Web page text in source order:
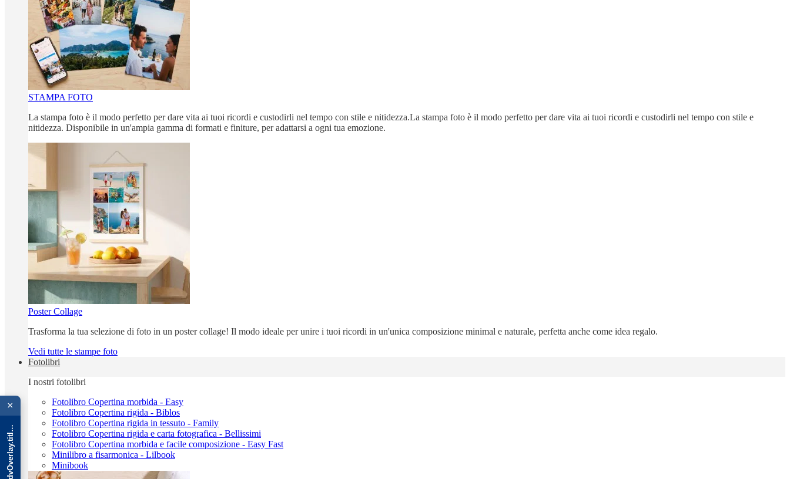
STAMPA FOTO
La stampa foto è il modo perfetto per dare vita ai tuoi ricordi e custodirli nel tempo con stile e nitidezza.La stampa foto è il modo perfetto per dare vita ai tuoi ricordi e custodirli nel tempo con stile e
nitidezza. Disponibile in un'ampia gamma di formati e finiture, per adattarsi a ogni tua emozione.
Poster Collage
Trasforma la tua selezione di foto in un poster collage! Il modo ideale per unire i tuoi ricordi in un'unica composizione minimal e naturale, perfetta anche come idea regalo.
Vedi tutte le stampe foto
Fotolibri
I nostri fotolibri
Fotolibro Copertina morbida - Easy
Fotolibro Copertina rigida - Biblos
Fotolibro Copertina rigida in tessuto - Family
Fotolibro Copertina rigida e carta fotografica - Bellissimi
Fotolibro Copertina morbida e facile composizione - Easy Fast
Minilibro a fisarmonica - Lilbook
Minibook
×
{{ advOverlay.title || 'Promo' }}